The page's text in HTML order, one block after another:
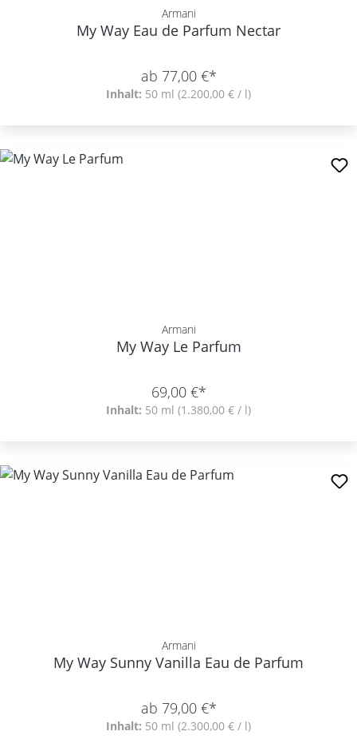
Armani
My Way Eau de Parfum Nectar
ab 77,00 €*
Inhalt: 50 ml (2.200,00 € / l)
Armani
My Way Le Parfum
69,00 €*
Inhalt: 50 ml (1.380,00 € / l)
Armani
My Way Sunny Vanilla Eau de Parfum
ab 79,00 €*
Inhalt: 50 ml (2.300,00 € / l)